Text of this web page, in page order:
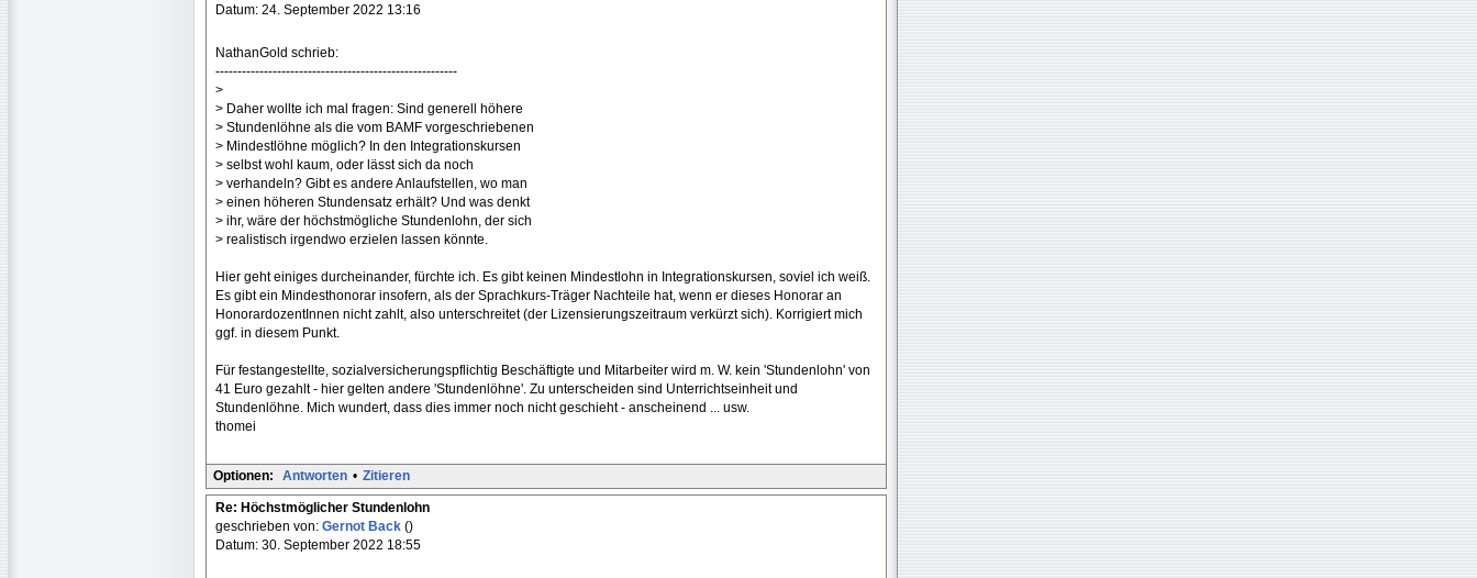
Datum: 24. September 2022 13:16
NathanGold schrieb:
-------------------------------------------------------
>
> Daher wollte ich mal fragen: Sind generell höhere
> Stundenlöhne als die vom BAMF vorgeschriebenen
> Mindestlöhne möglich? In den Integrationskursen
> selbst wohl kaum, oder lässt sich da noch
> verhandeln? Gibt es andere Anlaufstellen, wo man
> einen höheren Stundensatz erhält? Und was denkt
> ihr, wäre der höchstmögliche Stundenlohn, der sich
> realistisch irgendwo erzielen lassen könnte.
Hier geht einiges durcheinander, fürchte ich. Es gibt keinen Mindestlohn in Integrationskursen, soviel ich weiß.
Es gibt ein Mindesthonorar insofern, als der Sprachkurs-Träger Nachteile hat, wenn er dieses Honorar an
HonorardozentInnen nicht zahlt, also unterschreitet (der Lizensierungszeitraum verkürzt sich). Korrigiert mich
ggf. in diesem Punkt.
Für festangestellte, sozialversicherungspflichtig Beschäftigte und Mitarbeiter wird m. W. kein 'Stundenlohn' von
41 Euro gezahlt - hier gelten andere 'Stundenlöhne'. Zu unterscheiden sind Unterrichtseinheit und
Stundenlöhne. Mich wundert, dass dies immer noch nicht geschieht - anscheinend ... usw.
thomei
Optionen: Antworten • Zitieren
Re: Höchstmöglicher Stundenlohn
geschrieben von: Gernot Back ()
Datum: 30. September 2022 18:55